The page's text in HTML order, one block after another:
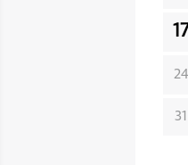
17
24
31